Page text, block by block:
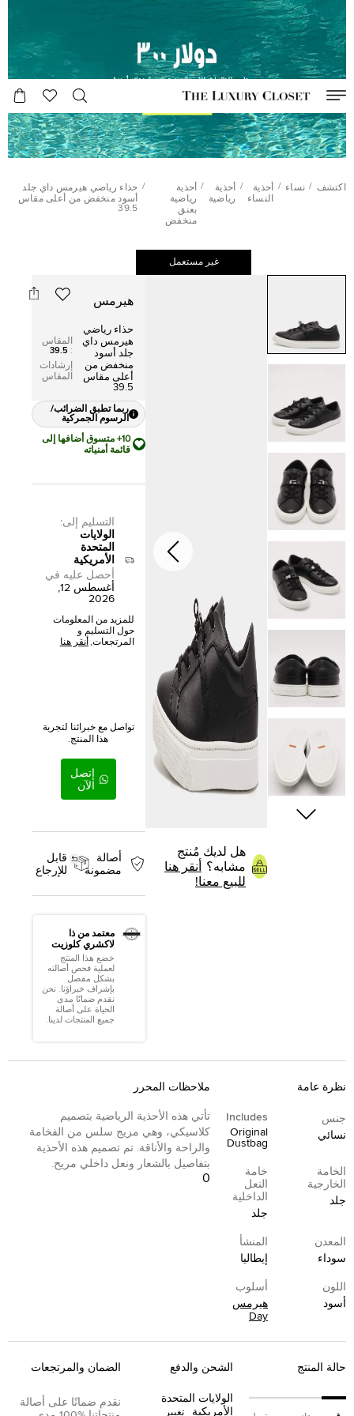
اكتشف / نساء /
أحذية
النساء
/
أحذية
رياضية
/
أحذية
رياضية
بعنق
منخفض
/ حذاء رياضي هيرمس داي جلد
أسود منخفض من أعلى مقاس
39.5
غير مستعمل
هل لديك مُنتج
مشابه؟
أنقر هنا
للبيع معنا!
هيرمس
حذاء رياضي
هيرمس داي
جلد أسود
منخفض من
أعلى مقاس
39.5
المقاس
:
39.5
إرشادات
المقاس
ربما تطبق الضرائب/
الرسوم الجمركية
10+ متسوق أضافها إلى
قائمة أمنياته
التسليم إلى:
الولايات
المتحدة
الأمريكية
أحصل عليه في
أغسطس 12,
2026
للمزيد من المعلومات
حول التسليم و
المرتجعات, أنقر هنا
تواصل مع خبرائنا لتجربة
هذا المنتج.
إتصل
الآن
أصالة
مضمونة
قابل
للإرجاع
معتمد من ذا
لاكشري كلوزيت
خضع هذا المنتج
لعملية فحص أصالته
بشكل مفصل
بإشراف خبراؤنا. نحن
نقدم ضمانًا مدى
الحياة على أصالة
جميع المنتجات لدينا.
نظرة عامة
جنس
نسائي
Includes
Original
Dustbag
الخامة
الخارجية
جلد
خامة
النعل
الداخلية
جلد
المعدن
سوداء
المنشأ
إيطاليا
اللون
أسود
أسلوب
هيرمس
Day
ملاحظات المحرر
تأتي هذه الأحذية الرياضية بتصميم
كلاسيكي، وهي مزيج سلس من الفخامة
والراحة والأناقة. تم تصميم هذه الأحذية
بتفاصيل بالشعار ونعل داخلي مريح.
0
حالة المنتج الشحن والدفع
الولايات المتحدة
الأمريكية
تغيير
الضمان والمرتجعات
نقدم ضمانًا على أصالة